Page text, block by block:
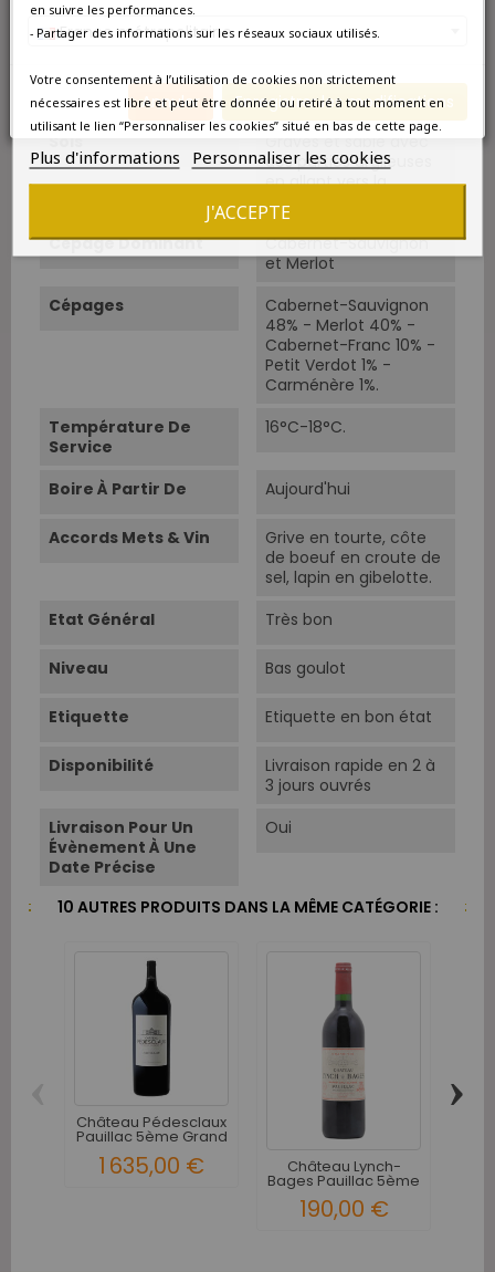
France métropolitaine
Annuler Enregistrer les modifications
crus du Médoc,
Superficie
43 ha.
Sols
Graves et sable avec
des parties argileuses
en allant vers la
Gironde.
Cépage Dominant
Cabernet-Sauvignon
et Merlot
Cépages
Cabernet-Sauvignon
48% - Merlot 40% -
Cabernet-Franc 10% -
Petit Verdot 1% -
Carménère 1%.
Température De
Service
16°C-18°C.
Boire À Partir De Aujourd'hui
Accords Mets & Vin
Grive en tourte, côte
de boeuf en croute de
sel, lapin en gibelotte.
Etat Général
Très bon
Niveau Bas goulot
Etiquette Etiquette en bon état
Disponibilité
Livraison rapide en 2 à
3 jours ouvrés
Livraison Pour Un
Évènement À Une
Date Précise
Oui
10 AUTRES PRODUITS DANS LA MÊME CATÉGORIE :
Château Pédesclaux
Pauillac 5ème Grand
1 635,00 € Château Lynch-
Bages Pauillac 5ème
190,00 €
›
en suivre les performances.
- Partager des informations sur les réseaux sociaux utilisés.
Votre consentement à l’utilisation de cookies non strictement
nécessaires est libre et peut être donnée ou retiré à tout moment en
utilisant le lien “Personnaliser les cookies” situé en bas de cette page.
Plus d'informations Personnaliser les cookies
J'ACCEPTE